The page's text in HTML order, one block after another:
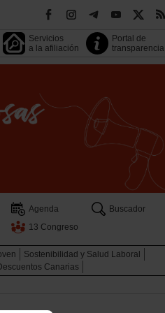
Servicios
a la afiliación
Portal de
transparencia
Agenda
Buscador
13 Congreso
Sostenibilidad y Salud Laboral
Canarias